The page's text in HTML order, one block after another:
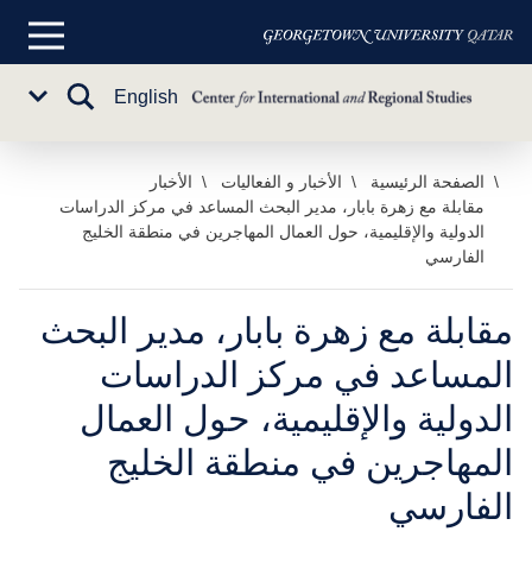
تخطي
المحتوى
الرئيسي
القائمة
English
تبديل
الصفحة الرئيسية الأخبار و الفعاليات
الأخبار
مقابلة مع زهرة بابار، مدير البحث المساعد في مركز الدراسات
الدولية والإقليمية، حول العمال المهاجرين في منطقة الخليج
الفارسي
مقابلة مع زهرة بابار، مدير البحث
المساعد في مركز الدراسات
الدولية والإقليمية، حول العمال
المهاجرين في منطقة الخليج
الفارسي